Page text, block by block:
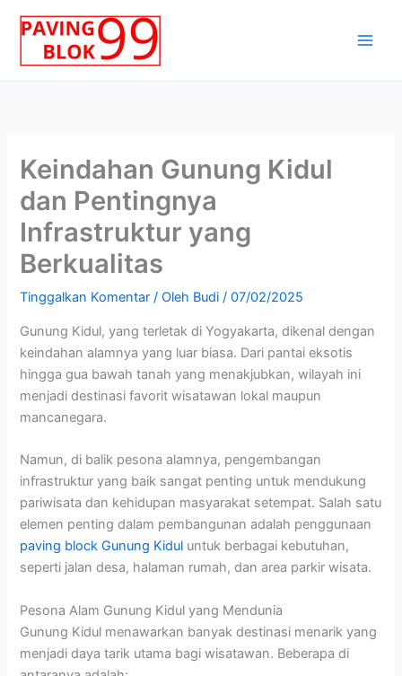
Keindahan Gunung Kidul
dan Pentingnya
Infrastruktur yang
Berkualitas
Tinggalkan Komentar / Oleh Budi/07/02/2025
Gunung Kidul, yang terletak di Yogyakarta, dikenal dengan
keindahan alamnya yang luar biasa. Dari pantai eksotis
hingga gua bawah tanah yang menakjubkan, wilayah ini
menjadi destinasi favorit wisatawan lokal maupun
mancanegara.
Namun, di balik pesona alamnya, pengembangan
infrastruktur yang baik sangat penting untuk mendukung
pariwisata dan kehidupan masyarakat setempat. Salah satu
elemen penting dalam pembangunan adalah penggunaan
paving block Gunung Kidul untuk berbagai kebutuhan,
seperti jalan desa, halaman rumah, dan area parkir wisata.
Pesona Alam Gunung Kidul yang Mendunia
Gunung Kidul menawarkan banyak destinasi menarik yang
menjadi daya tarik utama bagi wisatawan. Beberapa di